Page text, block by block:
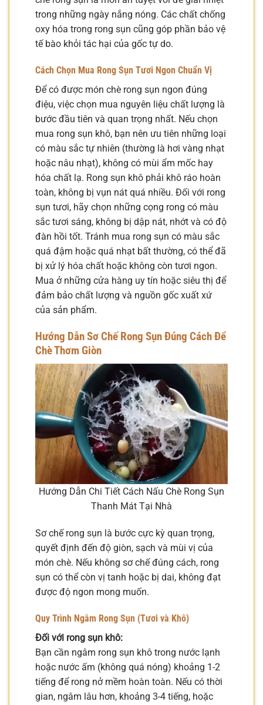
trong những ngày nắng nóng. Các chất chống
oxy hóa trong rong sụn cũng góp phần bảo vệ
tế bào khỏi tác hại của gốc tự do.
Cách Chọn Mua Rong Sụn Tươi Ngon Chuẩn Vị
Để có được món chè rong sụn ngon đúng
điệu, việc chọn mua nguyên liệu chất lượng là
bước đầu tiên và quan trọng nhất. Nếu chọn
mua rong sụn khô, bạn nên ưu tiên những loại
có màu sắc tự nhiên (thường là hơi vàng nhạt
hoặc nâu nhạt), không có mùi ẩm mốc hay
hóa chất lạ. Rong sụn khô phải khô ráo hoàn
toàn, không bị vụn nát quá nhiều. Đối với rong
sụn tươi, hãy chọn những cọng rong có màu
sắc tươi sáng, không bị dập nát, nhớt và có độ
đàn hồi tốt. Tránh mua rong sụn có màu sắc
quá đậm hoặc quá nhạt bất thường, có thể đã
bị xử lý hóa chất hoặc không còn tươi ngon.
Mua ở những cửa hàng uy tín hoặc siêu thị để
đảm bảo chất lượng và nguồn gốc xuất xứ
của sản phẩm.
Hướng Dẫn Sơ Chế Rong Sụn Đúng Cách Để
Chè Thơm Giòn
Hướng Dẫn Chi Tiết Cách Nấu Chè Rong Sụn
Thanh Mát Tại Nhà
Sơ chế rong sụn là bước cực kỳ quan trọng,
quyết định đến độ giòn, sạch và mùi vị của
món chè. Nếu không sơ chế đúng cách, rong
sụn có thể còn vị tanh hoặc bị dai, không đạt
được độ ngon mong muốn.
Quy Trình Ngâm Rong Sụn (Tươi và Khô)
Đối với rong sụn khô:
Bạn cần ngâm rong sụn khô trong nước lạnh
hoặc nước ấm (không quá nóng) khoảng 1-2
tiếng để rong nở mềm hoàn toàn. Nếu có thời
gian, ngâm lâu hơn, khoảng 3-4 tiếng, hoặc